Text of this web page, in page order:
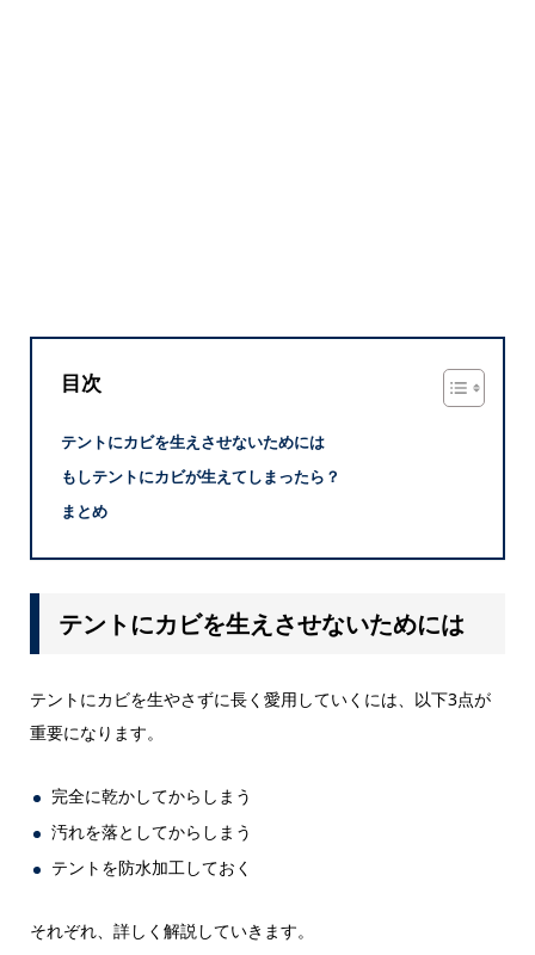
目次
テントにカビを生えさせないためには
もしテントにカビが生えてしまったら？
まとめ
テントにカビを生えさせないためには
テントにカビを生やさずに長く愛用していくには、以下3点が
重要になります。
完全に乾かしてからしまう
汚れを落としてからしまう
テントを防水加工しておく
それぞれ、詳しく解説していきます。